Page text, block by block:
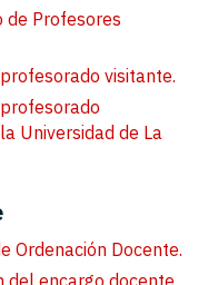
de Profesores
visitante.
Universidad de La
Ordenación Docente.
del encargo docente